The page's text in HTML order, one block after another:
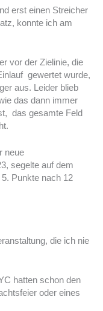
erst einen Streicher
konnte ich am
vor der Zielinie, die
gewertet wurde,
aus. Leider blieb
das dann immer
das gesamte Feld
neue
segelte auf dem
Punkte nach 12
die ich nie
hatten schon den
oder eines